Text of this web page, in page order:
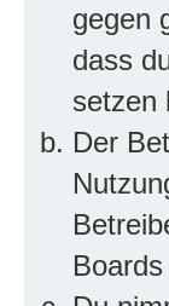
gegen
dass
setzen
Der